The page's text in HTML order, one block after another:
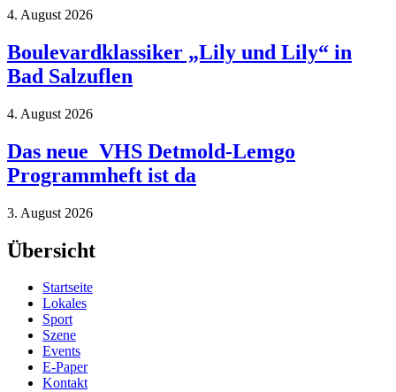
4. August 2026
Boulevardklassiker „Lily und Lily“ in
Bad Salzuflen
4. August 2026
Das neue VHS Detmold-Lemgo
Programmheft ist da
3. August 2026
Übersicht
Startseite
Lokales
Sport
Szene
Events
E-Paper
Kontakt